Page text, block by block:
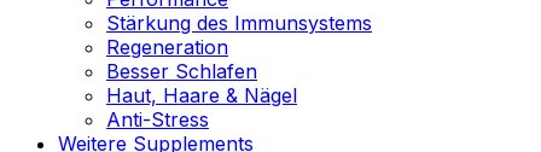
Stärkung des Immunsystems
Regeneration
Besser Schlafen
Haut, Haare & Nägel
Anti-Stress
Weitere Supplements